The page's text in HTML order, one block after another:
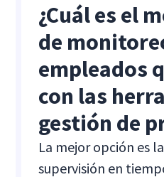
¿Cuál es el
de
empleados
con las
gestión de
La mejor opción es
supervisión en